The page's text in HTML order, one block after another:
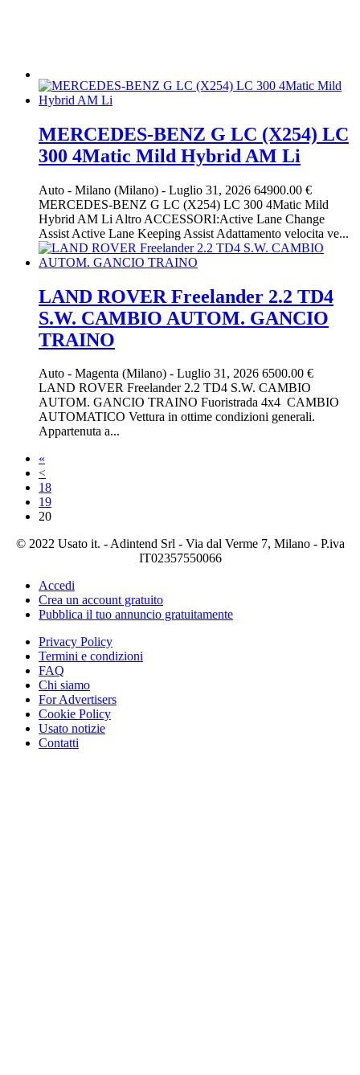
MERCEDES-BENZ G LC (X254) LC
300 4Matic Mild Hybrid AM Li
Auto - Milano (Milano) - Luglio 31, 2026 64900.00 €
MERCEDES-BENZ G LC (X254) LC 300 4Matic Mild
Hybrid AM Li Altro ACCESSORI:Active Lane Change
Assist Active Lane Keeping Assist Adattamento velocita ve...
LAND ROVER Freelander 2.2 TD4
S.W. CAMBIO AUTOM. GANCIO
TRAINO
Auto - Magenta (Milano) - Luglio 31, 2026 6500.00 €
LAND ROVER Freelander 2.2 TD4 S.W. CAMBIO
AUTOM. GANCIO TRAINO Fuoristrada 4x4 CAMBIO
AUTOMATICO Vettura in ottime condizioni generali.
Appartenuta a...
«
<
18
19
20
© 2022 Usato it. - Adintend Srl - Via dal Verme 7, Milano - P.iva
IT02357550066
Accedi
Crea un account gratuito
Pubblica il tuo annuncio gratuitamente
Privacy Policy
Termini e condizioni
FAQ
Chi siamo
For Advertisers
Cookie Policy
Usato notizie
Contatti